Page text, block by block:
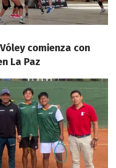
comienza con
La Paz